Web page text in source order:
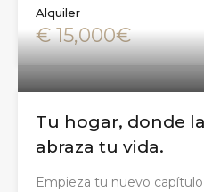
Alquiler
€ 15,000€
Tu hogar, donde
abraza tu vida.
Empieza tu nuevo